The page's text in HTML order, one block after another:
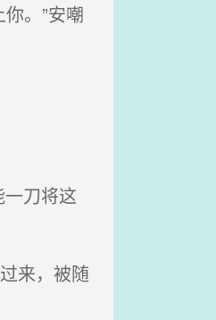
。”安嘲
刀将这
来，被随